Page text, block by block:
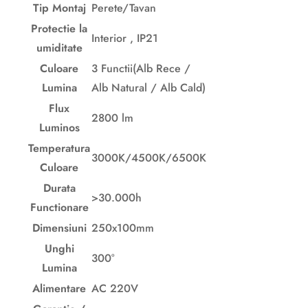
Tip Montaj Perete/Tavan
Protectie la
umiditate
Interior , IP21
Culoare
Lumina
3 Functii(Alb Rece /
Alb Natural / Alb Cald)
Flux
Luminos
2800 lm
Temperatura
Culoare
3000K/4500K/6500K
Durata
Functionare
>30.000h
Dimensiuni 250x100mm
Unghi
Lumina
300°
Alimentare AC 220V